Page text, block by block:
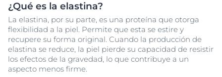
¿Qué es la elastina?
La elastina, por su parte, es una proteína que otorga
flexibilidad a la piel. Permite que esta se estire y
recupere su forma original. Cuando la producción de
elastina se reduce, la piel pierde su capacidad de resistir
los efectos de la gravedad, lo que contribuye a un
aspecto menos firme.